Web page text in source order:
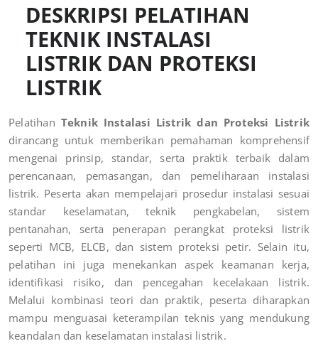
DESKRIPSI PELATIHAN
TEKNIK INSTALASI
LISTRIK DAN PROTEKSI
LISTRIK
Pelatihan Teknik Instalasi Listrik dan Proteksi Listrik
dirancang untuk memberikan pemahaman komprehensif
mengenai prinsip, standar, serta praktik terbaik dalam
perencanaan, pemasangan, dan pemeliharaan instalasi
listrik. Peserta akan mempelajari prosedur instalasi sesuai
standar keselamatan, teknik pengkabelan, sistem
pentanahan, serta penerapan perangkat proteksi listrik
seperti MCB, ELCB, dan sistem proteksi petir. Selain itu,
pelatihan ini juga menekankan aspek keamanan kerja,
identifikasi risiko, dan pencegahan kecelakaan listrik.
Melalui kombinasi teori dan praktik, peserta diharapkan
mampu menguasai keterampilan teknis yang mendukung
keandalan dan keselamatan instalasi listrik.